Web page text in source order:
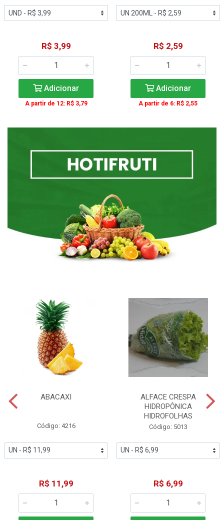
R$ 3,99
Adicionar
A partir de 12: R$ 3,79
R$ 2,59
Adicionar
A partir de 6: R$ 2,55
ABACAXI
Código: 4216
R$ 11,99
ALFACE CRESPA
HIDROPÔNICA
HIDROFOLHAS
Código: 5013
R$ 6,99